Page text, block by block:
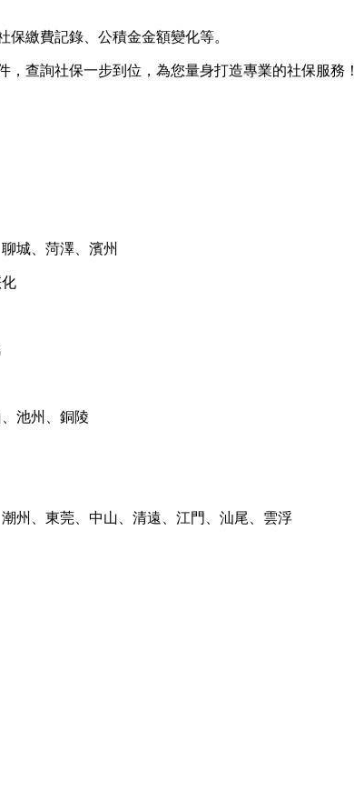
繳費記錄、公積金金額變化等。
查詢社保一步到位，為您量身打造專業的社保服務！
城、菏澤、濱州
池州、銅陵
州、東莞、中山、清遠、江門、汕尾、雲浮